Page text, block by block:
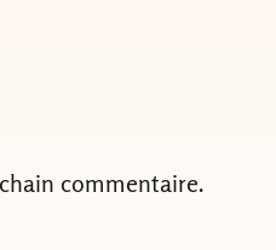
commentaire.